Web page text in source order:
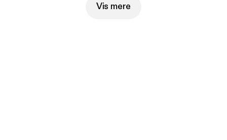
Vis mere